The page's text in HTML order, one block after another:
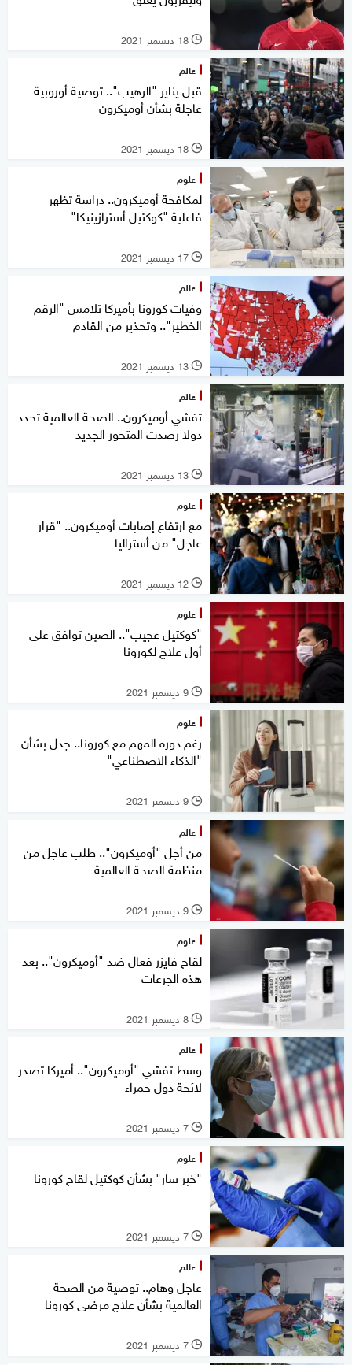
l 18 ديسمبر 2021
عالم
قبل يناير "الرهيب".. توصية أوروبية
عاجلة بشأن أوميكرون
l 18 ديسمبر 2021
علوم
لمكافحة أوميكرون.. دراسة تظهر
فاعلية "كوكتيل أسترازينيكا"
l 17 ديسمبر 2021
عالم
وفيات كورونا بأميركا تلامس "الرقم
الخطير".. وتحذير من القادم
l 13 ديسمبر 2021
عالم
تفشي أوميكرون.. الصحة العالمية تحدد
دولا رصدت المتحور الجديد
l 13 ديسمبر 2021
علوم
مع ارتفاع إصابات أوميكرون.. "قرار
عاجل" من أستراليا
l 12 ديسمبر 2021
علوم
"كوكتيل عجيب".. الصين توافق على
أول علاج لكورونا
l 9 ديسمبر 2021
علوم
رغم دوره المهم مع كورونا.. جدل بشأن
"الذكاء الاصطناعي"
l 9 ديسمبر 2021
عالم
من أجل "أوميكرون".. طلب عاجل من
منظمة الصحة العالمية
l 9 ديسمبر 2021
علوم
لقاح فايزر فعال ضد "أوميكرون".. بعد
هذه الجرعات
l 8 ديسمبر 2021
عالم
وسط تفشي "أوميكرون".. أميركا تصدر
لائحة دول حمراء
l 7 ديسمبر 2021
علوم
"خبر سار" بشأن كوكتيل لقاح كورونا
l 7 ديسمبر 2021
عالم
عاجل وهام.. توصية من الصحة
العالمية بشأن علاج مرضى كورونا
l 7 ديسمبر 2021